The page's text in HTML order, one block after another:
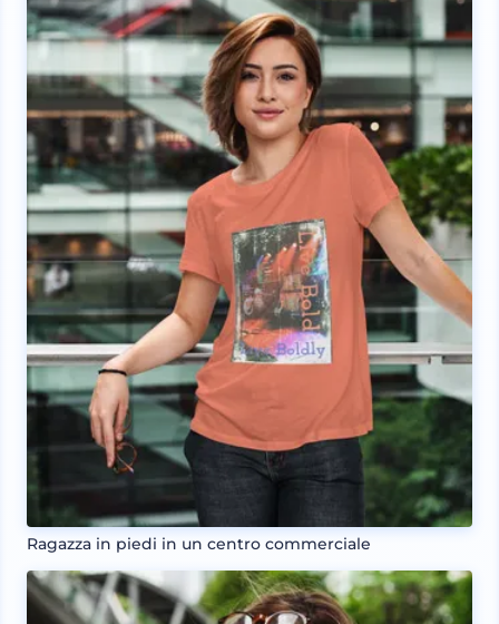
Ragazza in piedi in un centro commerciale